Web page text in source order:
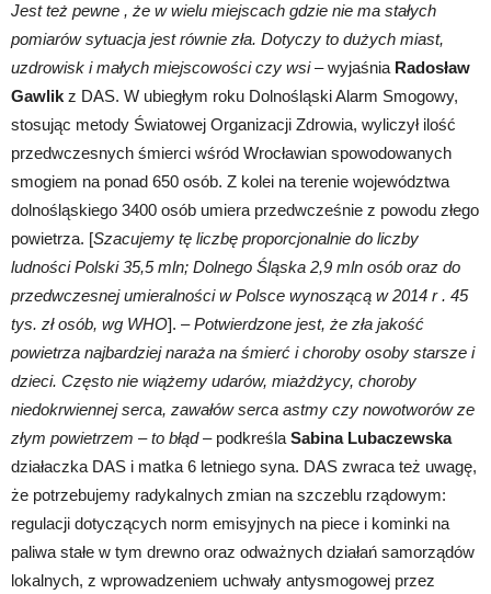
Jest też pewne , że w wielu miejscach gdzie nie ma stałych
pomiarów sytuacja jest równie zła. Dotyczy to dużych miast,
uzdrowisk i małych miejscowości czy wsi– wyjaśnia Radosław
Gawlik z DAS. W ubiegłym roku Dolnośląski Alarm Smogowy,
stosując metody Światowej Organizacji Zdrowia, wyliczył ilość
przedwczesnych śmierci wśród Wrocławian spowodowanych
smogiem na ponad 650 osób. Z kolei na terenie województwa
dolnośląskiego 3400 osób umiera przedwcześnie z powodu złego
powietrza. [Szacujemy tę liczbę proporcjonalnie do liczby
ludności Polski 35,5 mln; Dolnego Śląska 2,9 mln osób oraz do
przedwczesnej umieralności w Polsce wynoszącą w 2014 r . 45
tys. zł osób, wg WHO]. –Potwierdzone jest, że zła jakość
powietrza najbardziej naraża na śmierć i choroby osoby starsze i
dzieci. Często nie wiążemy udarów, miażdżycy, choroby
niedokrwiennej serca, zawałów serca astmy czy nowotworów ze
złym powietrzem –to błąd– podkreśla Sabina Lubaczewska
działaczka DAS i matka 6 letniego syna. DAS zwraca też uwagę,
że potrzebujemy radykalnych zmian na szczeblu rządowym:
regulacji dotyczących norm emisyjnych na piece i kominki na
paliwa stałe w tym drewno oraz odważnych działań samorządów
lokalnych, z wprowadzeniem uchwały antysmogowej przez